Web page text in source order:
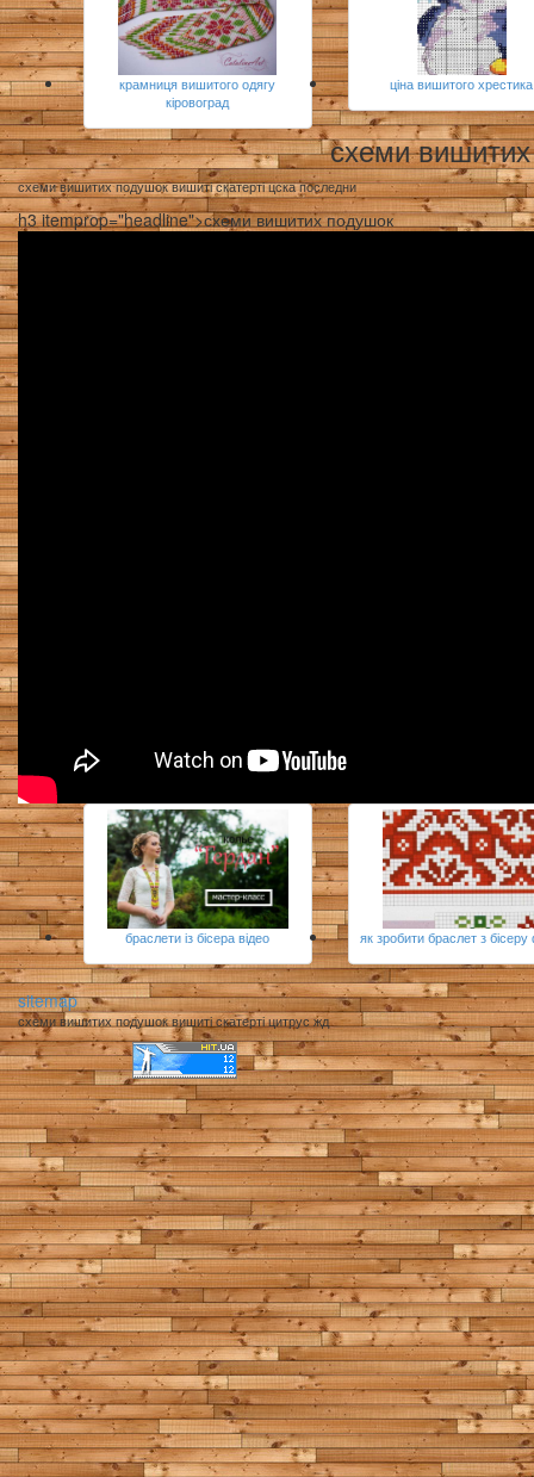
крамниця вишитого одягу
кіровоград
ціна вишитого хрестика
схеми
схеми вишитих подушок вишиті скатерті цска последни
h3 itemprop="headline">схеми вишитих подушок
браслети із бісера відео як зробити браслет з
sitemap
схеми вишитих подушок вишиті скатерті цитрус жд